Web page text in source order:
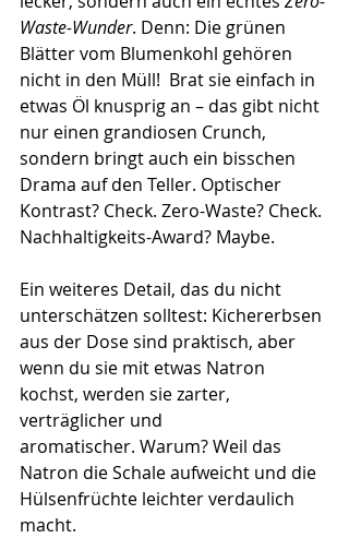
Waste-Wunder. Denn: Die grünen
Blätter vom Blumenkohl gehören
nicht in den Müll!  Brat sie einfach in
etwas Öl knusprig an – das gibt nicht
nur einen grandiosen Crunch,
sondern bringt auch ein bisschen
Drama auf den Teller. Optischer
Kontrast? Check. Zero-Waste? Check.
Nachhaltigkeits-Award? Maybe.
Ein weiteres Detail, das du nicht
unterschätzen solltest: Kichererbsen
aus der Dose sind praktisch, aber
wenn du sie mit etwas Natron
kochst, werden sie zarter,
verträglicher und
aromatischer. Warum? Weil das
Natron die Schale aufweicht und die
Hülsenfrüchte leichter verdaulich
macht.